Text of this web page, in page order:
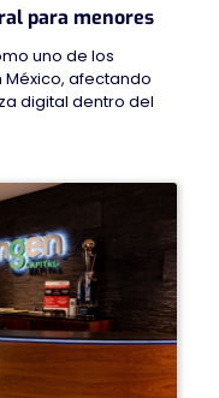
para menores
uno de los
afectando
digital dentro del